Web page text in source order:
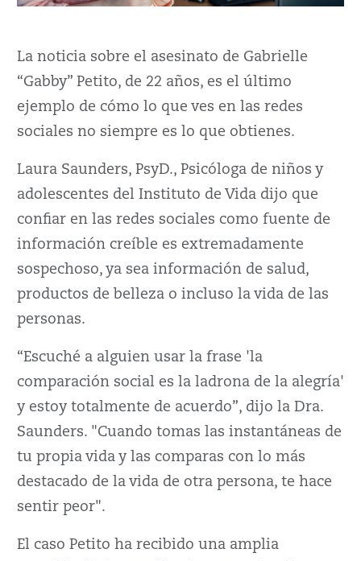
La noticia sobre el asesinato de Gabrielle
“Gabby” Petito, de 22 años, es el último
ejemplo de cómo lo que ves en las redes
sociales no siempre es lo que obtienes.
Laura Saunders, PsyD., Psicóloga de niños y
adolescentes del Instituto de Vida dijo que
confiar en las redes sociales como fuente de
información creíble es extremadamente
sospechoso, ya sea información de salud,
productos de belleza o incluso la vida de las
personas.
“Escuché a alguien usar la frase 'la
comparación social es la ladrona de la alegría'
y estoy totalmente de acuerdo”, dijo la Dra.
Saunders. "Cuando tomas las instantáneas de
tu propia vida y las comparas con lo más
destacado de la vida de otra persona, te hace
sentir peor".
El caso Petito ha recibido una amplia